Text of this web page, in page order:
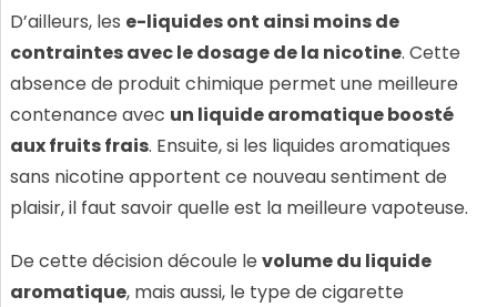
D’ailleurs, les e-liquides ont ainsi moins de
contraintes avec le dosage de la nicotine. Cette
absence de produit chimique permet une meilleure
contenance avec un liquide aromatique boosté
aux fruits frais. Ensuite, si les liquides aromatiques
sans nicotine apportent ce nouveau sentiment de
plaisir, il faut savoir quelle est la meilleure vapoteuse.
De cette décision découle le volume du liquide
aromatique, mais aussi, le type de cigarette